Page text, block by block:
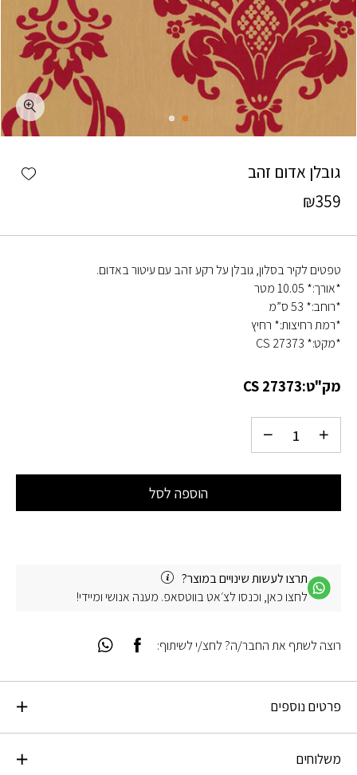
גובלן אדום זהב
₪359
טפטים לקיר בסלון, גובלן על רקע זהב עם עיטור באדום.
*אורך:* 10.05 מטר
*רוחב:* 53 ס”מ
*רמת רחיצות:* רחיץ
*מקט:* CS 27373
מק"ט:CS 27373
הוספה לסל
תרצו לעשות שינויים במוצר?
לחצו כאן, וכנסו לצ׳אט בווטסאפ. מענה אנושי ומיידי!
פרטים נוספים
משלוחים
רוצה לשתף את החבר/ה? לחצ/י לשיתוף: